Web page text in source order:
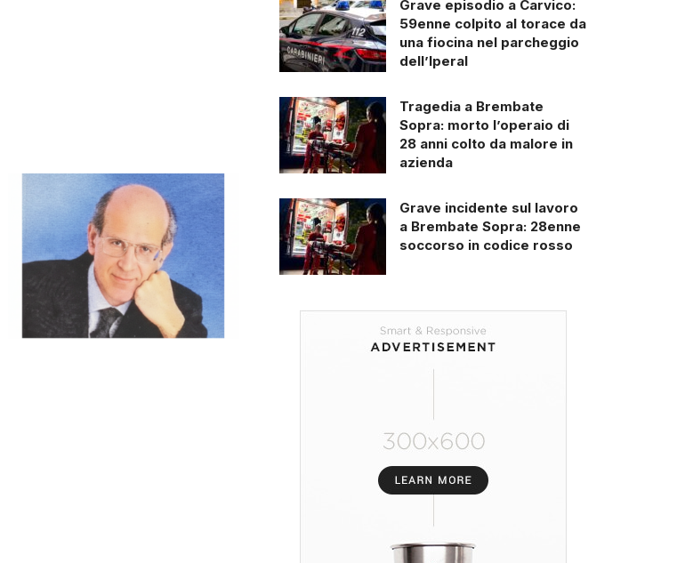
Grave episodio a Carvico:
59enne colpito al torace da
una fiocina nel parcheggio
dell’Iperal
Tragedia a Brembate
Sopra: morto l’operaio di
28 anni colto da malore in
azienda
Grave incidente sul lavoro
a Brembate Sopra: 28enne
soccorso in codice rosso